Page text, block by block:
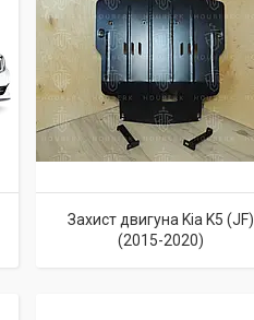
Захист двигуна Kia K5 (JF)
(2015-2020)